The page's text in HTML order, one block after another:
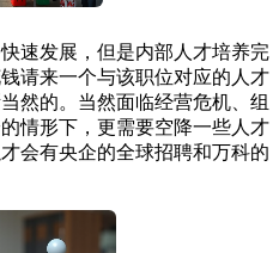
发展，但是内部人才培养完
请来一个与该职位对应的人才
然的。当然面临经营危机、组
情形下，更需要空降一些人才
会有央企的全球招聘和万科的